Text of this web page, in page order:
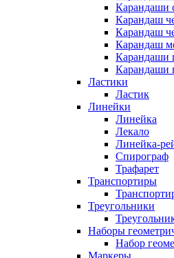
Карандаши
Карандаш
Карандаш
Карандаш
Карандаши
Карандаши
Ластики
Ластик
Линейки
Линейка
Лекало
Линейка-
Спирограф
Трафарет
Транспортиры
Треугольники
Наборы
Набор
Маркеры